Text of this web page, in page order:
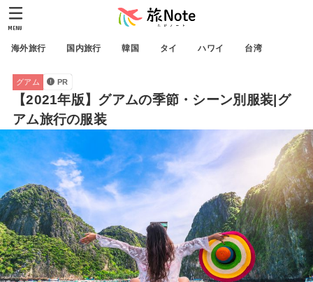
海外旅行 国内旅行 韓国 タイ ハワイ 台湾
MENU
グアム PR
【2021年版】グアムの季節・シーン別服装|グ
アム旅行の服装